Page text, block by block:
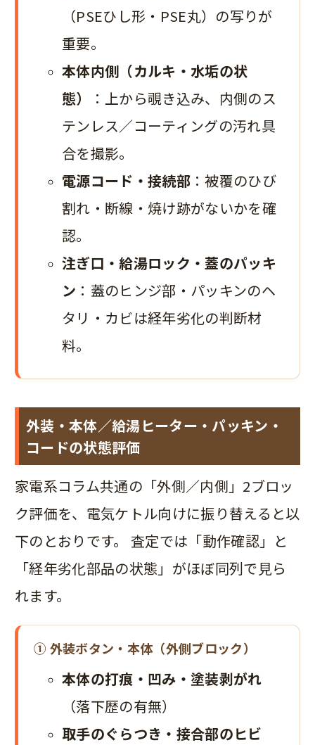
（PSEひし形・PSE丸）の写りが
重要。
本体内側（カルキ・水垢の状
態）
：上から覗き込み、内側のス
テンレス／コーティングの汚れ具
合を撮影。
電源コード・接続部 ：被覆のひび
割れ・断線・焼け跡がないかを確
認。
注ぎ口・給湯ロック・蓋のパッキ
ン ：蓋のヒンジ部・パッキンのヘ
タリ・カビは経年劣化の判断材
料。
外装・本体／給湯ヒーター・パッキン・
コードの状態評価
家電系コラム共通の「外側／内側」2ブロッ
ク評価を、電気ケトル向けに振り替えると以
下のとおりです。 査定では「動作確認」と
「経年劣化部品の状態」がほぼ同列で見ら
れます。
① 外装ボタン・本体（外側ブロック）
本体の打痕・凹み・塗装剥がれ
（落下歴の有無）
取手のぐらつき・接合部のヒビ